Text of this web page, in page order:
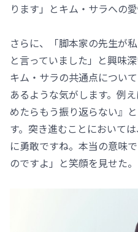
ります」とキム・サラへの
さらに、「脚本家の先生が
と言っていました」と興味
キム・サラの共通点につい
あるような気がします。例
めたらもう振り返らない』
す。突き進むことにおいて
に勇敢ですね。本当の意味
のですよ」と笑顔を見せた。